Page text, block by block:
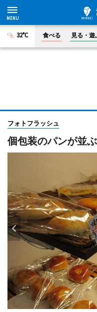
32°C 食べる 見る・遊
フォトフラッシュ
個包装のパンが並ぶ